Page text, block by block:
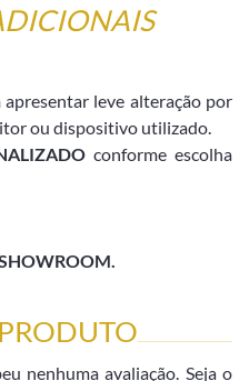
leve alteração por
ou dispositivo utilizado.
conforme escolha
PRODUTO
nenhuma avaliação. Seja o